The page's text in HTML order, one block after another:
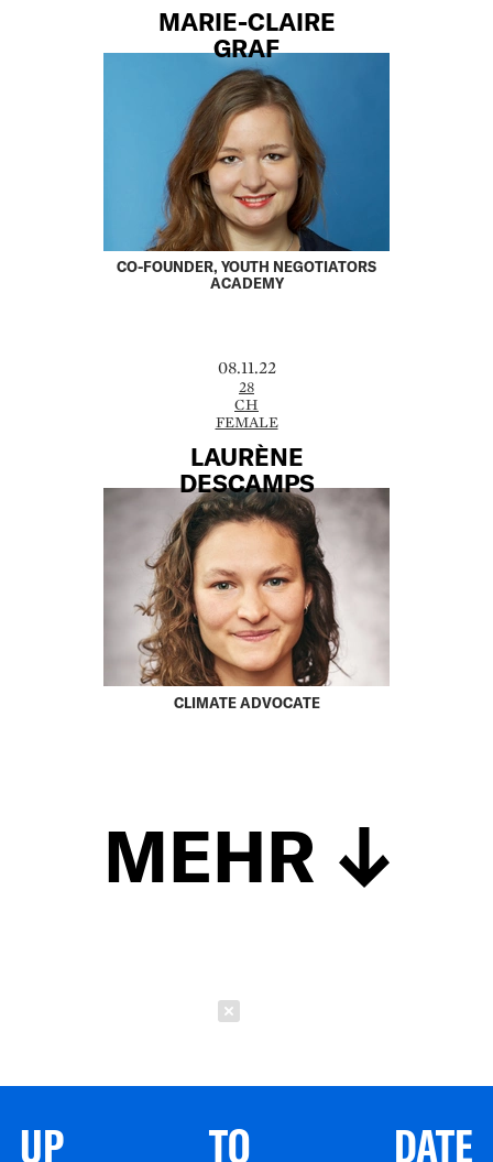
MARIE-CLAIRE
­GRAF
CO-FOUNDER, YOUTH NEGOTIATORS
ACADEMY
08.11.22
28
CH
FEMALE
LAURÈNE
DESCAMPS
CLIMATE ADVOCATE
MEHR
UP TO DATE